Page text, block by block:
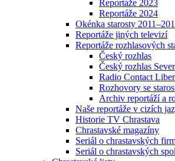
Reportáže 2023
Reportáže 2024
Okénka starosty
Reportáže jiných televizí
Reportáže rozhlasových
Český rozhlas
Český rozhlas Sever
Radio Contact
Rozhovory se
Archiv reportáží a
Naše reportáže v cizích
Historie TV Chrastava
Chrastavské magazíny
Seriál o chrastavských
Seriál o chrastavských